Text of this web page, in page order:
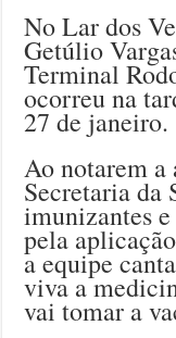
No Lar dos
Getúlio
Terminal
ocorreu na
27 de janeiro.
Ao notarem
Secretaria da
imunizantes
pela
a equipe
viva a
vai tomar a